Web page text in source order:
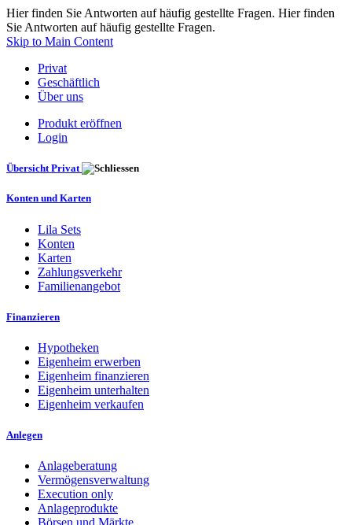
Hier finden Sie Antworten auf häufig gestellte Fragen. Hier finden
Sie Antworten auf häufig gestellte Fragen.
Skip to Main Content
Privat
Geschäftlich
Über uns
Produkt eröffnen
Login
Übersicht Privat
Konten und Karten
Lila Sets
Konten
Karten
Zahlungsverkehr
Familienangebot
Finanzieren
Hypotheken
Eigenheim erwerben
Eigenheim finanzieren
Eigenheim unterhalten
Eigenheim verkaufen
Anlegen
Anlageberatung
Vermögensverwaltung
Execution only
Anlageprodukte